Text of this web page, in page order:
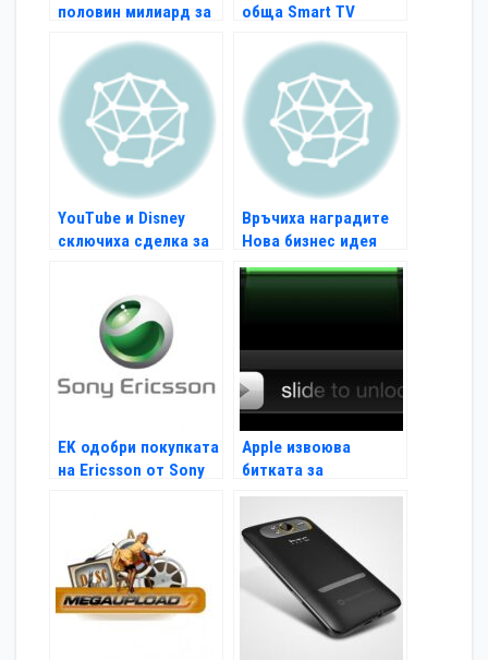
половин милиард за
обща Smart TV
YouTube и Disney
сключиха сделка за
Връчиха наградите
Нова бизнес идея
EK одобри покупката
на Ericsson от Sony
Apple извоюва
битката за
жестовото
отключване